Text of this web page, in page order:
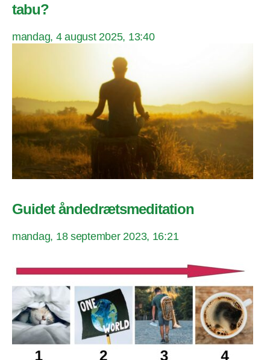
tabu?
mandag, 4 august 2025, 13:40
Guidet åndedrætsmeditation
mandag, 18 september 2023, 16:21